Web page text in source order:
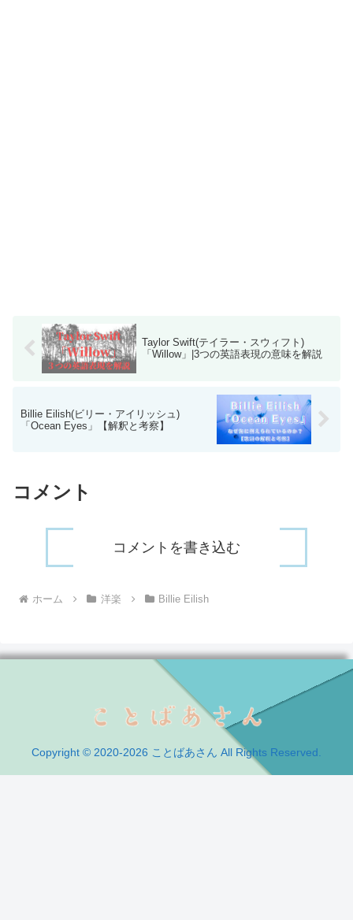
Taylor Swift(テイラー・スウィフト)
「Willow」|3つの英語表現の意味を解説
Billie Eilish(ビリー・アイリッシュ)
「Ocean Eyes」【解釈と考察】
コメント
コメントを書き込む
ホーム 洋楽 Billie Eilish
Copyright © 2020-2026 ことばあさん All Rights Reserved.